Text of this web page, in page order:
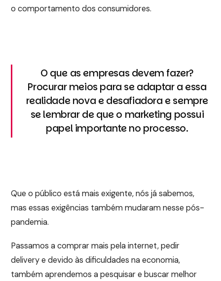
o comportamento dos consumidores.
O que as empresas devem fazer?
Procurar meios para se adaptar a essa
realidade nova e desafiadora e sempre
se lembrar de que o marketing possui
papel importante no processo.
Que o público está mais exigente, nós já sabemos,
mas essas exigências também mudaram nesse pós-
pandemia.
Passamos a comprar mais pela internet, pedir
delivery e devido às dificuldades na economia,
também aprendemos a pesquisar e buscar melhor